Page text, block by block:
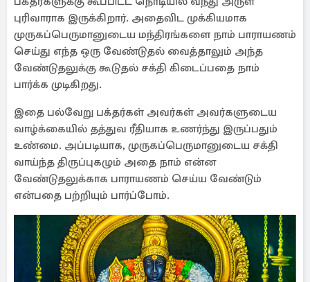
புரிவாராக இருக்கிறார். அதைவிட முக்கியமாக
முருகப்பெருமானுடைய மந்திரங்களை நாம் பாராயணம்
செய்து எந்த ஒரு வேண்டுதல் வைத்தாலும் அந்த
வேண்டுதலுக்கு கூடுதல் சக்தி கிடைப்பதை நாம்
பார்க்க முடிகிறது.
இதை பல்வேறு பக்தர்கள் அவர்கள் அவர்களுடைய
வாழ்க்கையில் தத்துவ ரீதியாக உணர்ந்து இருப்பதும்
உண்மை. அப்படியாக, முருகப்பெருமானுடைய சக்தி
வாய்ந்த திருப்புகழும் அதை நாம் என்ன
வேண்டுதலுக்காக பாராயணம் செய்ய வேண்டும்
என்பதை பற்றியும் பார்ப்போம்.